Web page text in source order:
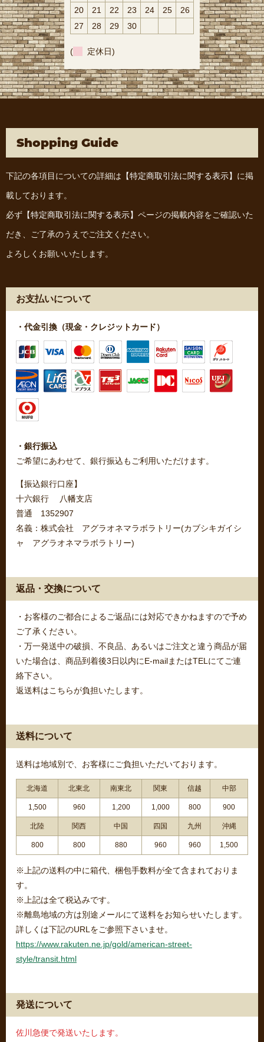
20 21 22 23 24 25
26
27
28 29 30
( 定休日)
Shopping Guide
下記の各項目についての詳細は 【特定商取引法に関する表示】 に掲
載しております。
必ず 【特定商取引法に関する表示】 ページの掲載内容をご確認いた
だき、ご了承のうえでご注文ください。
よろしくお願いいたします。
お支払いについて
・代金引換（現金・クレジットカード）
・銀行振込
ご希望にあわせて、銀行振込もご利用いただけます。
【振込銀行口座】
十六銀行 八幡支店
普通 1352907
名義：株式会社 アグラオネマラボラトリー(カブシキガイシ
ャ アグラオネマラボラトリー)
返品・交換について
・お客様のご都合によるご返品には対応できかねますので予め
ご了承ください。
・万一発送中の破損、不良品、あるいはご注文と違う商品が届
いた場合は、商品到着後3日以内にE-mailまたはTELにてご連
絡下さい。
返送料はこちらが負担いたします。
送料について
送料は地域別で、お客様にご負担いただいております。
北海道 北東北 南東北 関東 信越 中部
1,500 960 1,200 1,000 800 900
北陸 関西 中国 四国 九州 沖縄
800 800 880 960 960 1,500
※上記の送料の中に箱代、梱包手数料が全て含まれておりま
す。
※上記は全て税込みです。
※離島地域の方は別途メールにて送料をお知らせいたします。
詳しくは下記のURLをご参照下さいませ。
https://www.rakuten.ne.jp/gold/american-street-
style/transit.html
発送について
佐川急便で発送いたします。